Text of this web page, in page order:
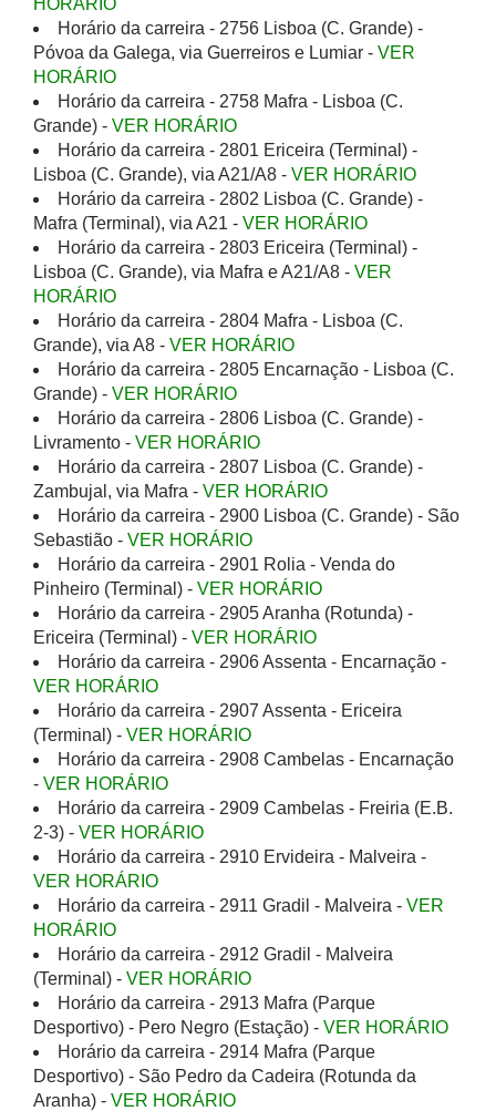
HORÁRIO
Horário da carreira - 2756 Lisboa (C. Grande) -
Póvoa da Galega, via Guerreiros e Lumiar - VER
HORÁRIO
Horário da carreira - 2758 Mafra - Lisboa (C.
Grande) - VER HORÁRIO
Horário da carreira - 2801 Ericeira (Terminal) -
Lisboa (C. Grande), via A21/A8 - VER HORÁRIO
Horário da carreira - 2802 Lisboa (C. Grande) -
Mafra (Terminal), via A21 - VER HORÁRIO
Horário da carreira - 2803 Ericeira (Terminal) -
Lisboa (C. Grande), via Mafra e A21/A8 - VER
HORÁRIO
Horário da carreira - 2804 Mafra - Lisboa (C.
Grande), via A8 - VER HORÁRIO
Horário da carreira - 2805 Encarnação - Lisboa (C.
Grande) - VER HORÁRIO
Horário da carreira - 2806 Lisboa (C. Grande) -
Livramento - VER HORÁRIO
Horário da carreira - 2807 Lisboa (C. Grande) -
Zambujal, via Mafra - VER HORÁRIO
Horário da carreira - 2900 Lisboa (C. Grande) - São
Sebastião - VER HORÁRIO
Horário da carreira - 2901 Rolia - Venda do
Pinheiro (Terminal) - VER HORÁRIO
Horário da carreira - 2905 Aranha (Rotunda) -
Ericeira (Terminal) - VER HORÁRIO
Horário da carreira - 2906 Assenta - Encarnação -
VER HORÁRIO
Horário da carreira - 2907 Assenta - Ericeira
(Terminal) - VER HORÁRIO
Horário da carreira - 2908 Cambelas - Encarnação
- VER HORÁRIO
Horário da carreira - 2909 Cambelas - Freiria (E.B.
2-3) - VER HORÁRIO
Horário da carreira - 2910 Ervideira - Malveira -
VER HORÁRIO
Horário da carreira - 2911 Gradil - Malveira - VER
HORÁRIO
Horário da carreira - 2912 Gradil - Malveira
(Terminal) - VER HORÁRIO
Horário da carreira - 2913 Mafra (Parque
Desportivo) - Pero Negro (Estação) - VER HORÁRIO
Horário da carreira - 2914 Mafra (Parque
Desportivo) - São Pedro da Cadeira (Rotunda da
Aranha) - VER HORÁRIO